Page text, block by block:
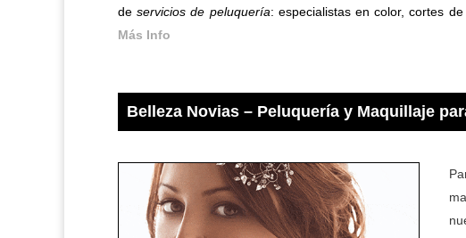
deservicios de peluquería: especialistas en color, cortes
Más Info
Belleza Novias – Peluquería y Maquillaje